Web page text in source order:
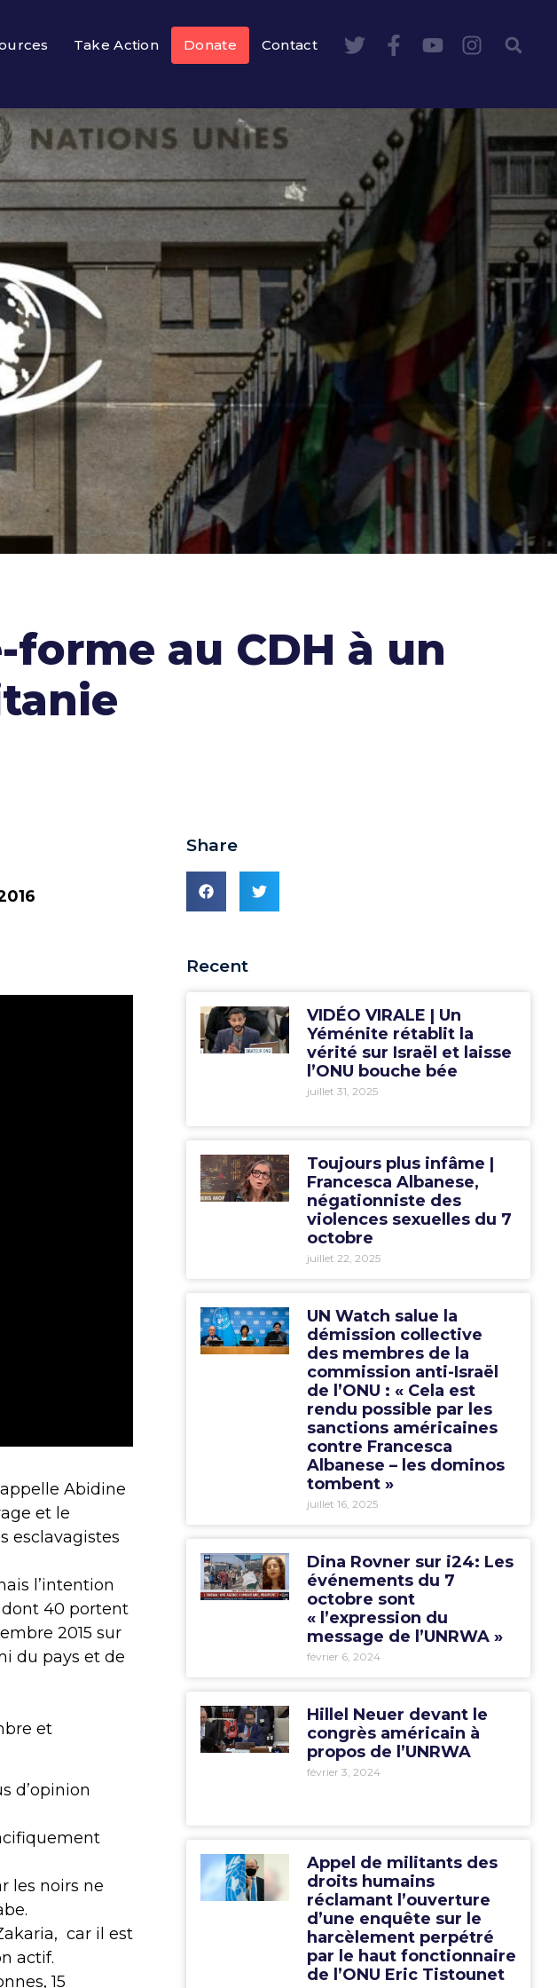
Take Action Donate Contact
au CDH à un
Abidine
et le
esclavagistes
l’intention
dont 40 portent
2015 sur
du pays et de
et
d’opinion
les noirs ne
car il est
actif.
15
Share
Recent
VIDÉO VIRALE | Un
Yéménite rétablit la
vérité sur Israël et laisse
l’ONU bouche bée
juillet 31, 2025
Toujours plus infâme |
Francesca Albanese,
négationniste des
violences sexuelles du 7
octobre
juillet 22, 2025
UN Watch salue la
démission collective
des membres de la
commission anti-Israël
de l’ONU : « Cela est
rendu possible par les
sanctions américaines
contre Francesca
Albanese – les dominos
tombent »
juillet 16, 2025
Dina Rovner sur i24: Les
événements du 7
octobre sont
« l’expression du
message de l’UNRWA »
février 6, 2024
Hillel Neuer devant le
congrès américain à
propos de l’UNRWA
février 3, 2024
Appel de militants des
droits humains
réclamant l’ouverture
d’une enquête sur le
harcèlement perpétré
par le haut fonctionnaire
de l’ONU Eric Tistounet